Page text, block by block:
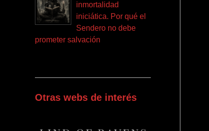
inmortalidad
iniciática. Por qué el
Sendero no debe
prometer salvación
Otras webs de interés